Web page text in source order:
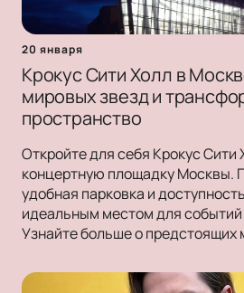
20 января
Крокус Сити Холл в
мировых звезд и
пространство
Откройте для себя Крокус
концертную площадку Москвы.
удобная парковка и
идеальным местом для событий
Узнайте больше о предстоящих